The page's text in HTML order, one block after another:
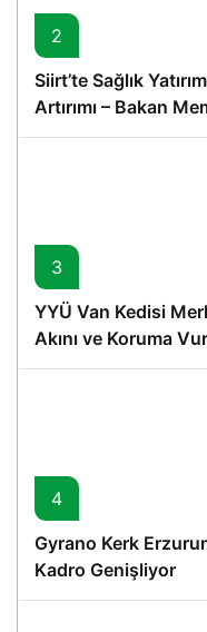
2
Siirt’te Sağlık
Artırımı – Bakan
3
YYÜ Van Kedisi
Akını ve Koruma
4
Gyrano Kerk
Kadro Genişliyor